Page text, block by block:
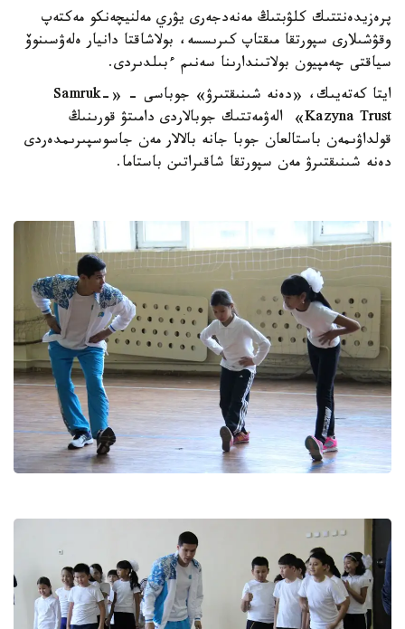
پرەزيدەنتتىك كلۋبتىڭ مەنەدجەرى يۋري مەلنيچەنكو مەكتەپ
وقۋشىلارى سپورتقا مىقتاپ كىرىسسە، بولاشاقتا دانيار ەلەۋسىنوۆ
سياقتى چەمپيون بولاتىندارىنا سەنىم ءبىلدىردى.
ايتا كەتەيىك، «دەنە شىنىقتىرۋ» جوباسى - «Samruk-
Kazyna Trust» الەۋمەتتىك جوبالاردى دامىتۋ قورىنىڭ
قولداۋىمەن باستالعان جوبا جانە بالالار مەن جاسوسپىرىمدەردى
دەنە شىنىقتىرۋ مەن سپورتقا شاقىراتىن باستاما.